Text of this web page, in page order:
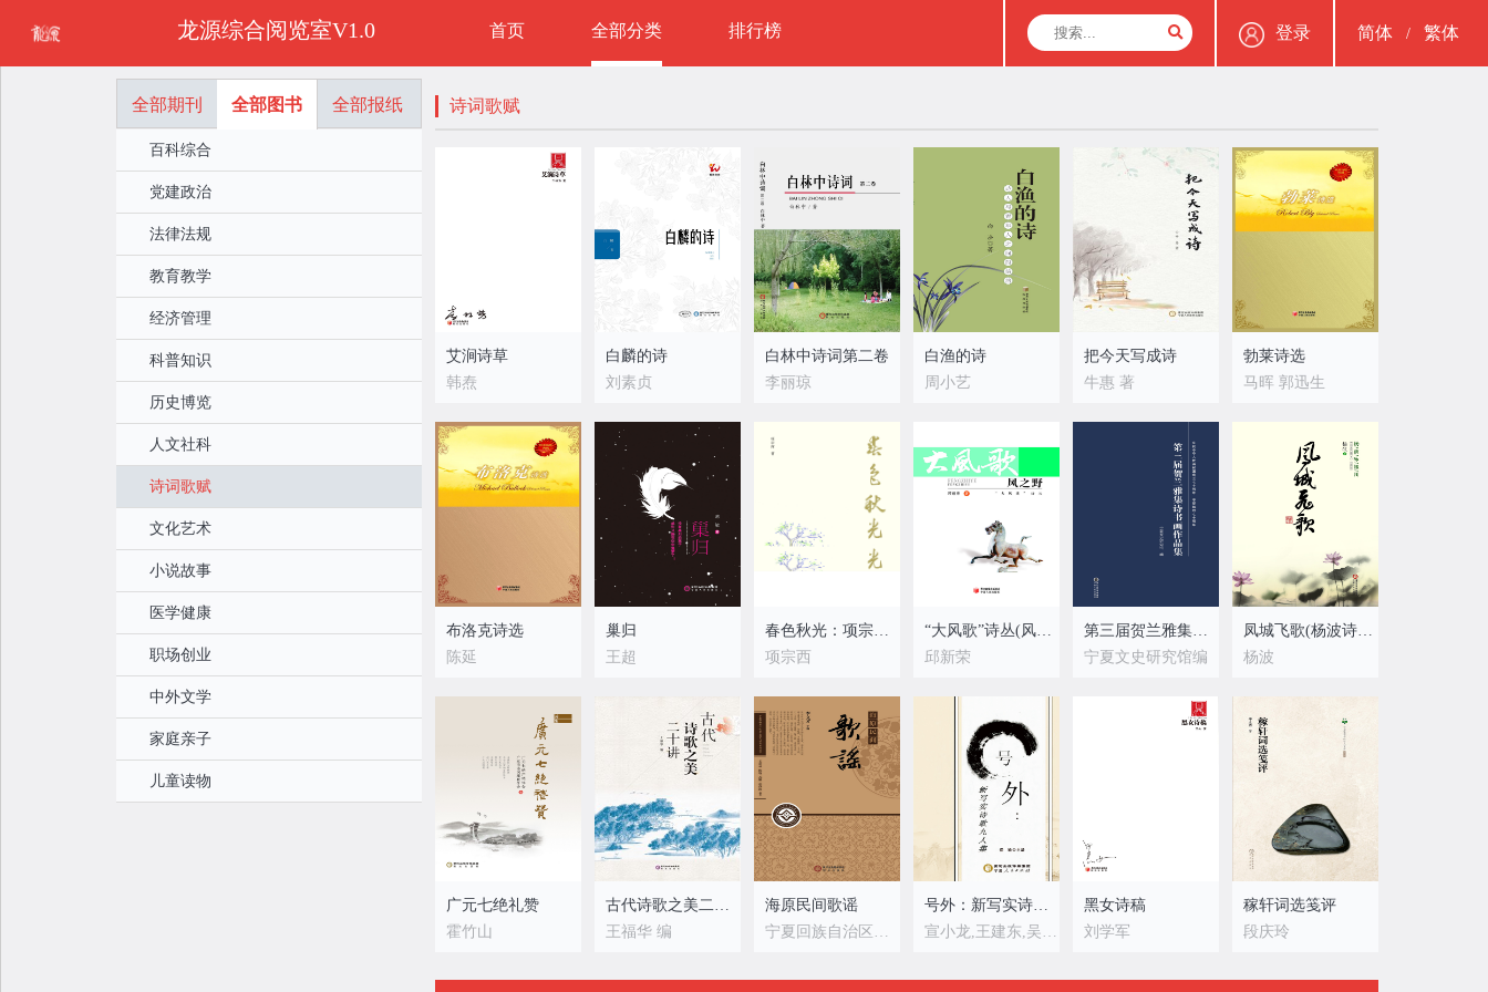
龙源综合阅览室V1.0 首页 全部分类 排行榜 登录 简体 / 繁体
全部期刊 全部图书 全部报纸
百科综合
党建政治
法律法规
教育教学
经济管理
科普知识
历史博览
人文社科
诗词歌赋
文化艺术
小说故事
医学健康
职场创业
中外文学
家庭亲子
儿童读物
诗词歌赋
艾涧诗草
韩焘
白麟的诗
刘素贞
白林中诗词第二卷
李丽琼
白渔的诗
周小艺
把今天写成诗
牛惠 著
勃莱诗选
马晖 郭迅生
布洛克诗选
陈延
巢归
王超
春色秋光：项宗西诗词自选集
项宗西
“大风歌”诗丛(风之野/风之鼓/风之舞/风弄云烟)
邱新荣
第三届贺兰雅集诗书画作品集
宁夏文史研究馆编
凤城飞歌(杨波诗词选 杨波咏银川)（2册）
杨波
广元七绝礼赞
霍竹山
古代诗歌之美二十讲
王福华 编
海原民间歌谣
宁夏回族自治区水利厅主编
号外：新写实诗歌九人集
宣小龙,王建东,吴潇主编
黑女诗稿
刘学军
稼轩词选笺评
段庆玲